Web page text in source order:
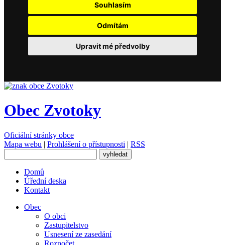
Souhlasím
Odmítám
Upravit mé předvolby
Obec Zvotoky
Oficiální stránky obce
Mapa webu | Prohlášení o přístupnosti | RSS
Domů
Úřední deska
Kontakt
Obec
O obci
Zastupitelstvo
Usnesení ze zasedání
Rozpočet